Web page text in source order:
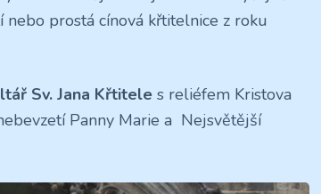
prostá cínová křtitelnice z roku
Sv. Jana Křtitele s reliéfem Kristova
Panny Marie a Nejsvětější